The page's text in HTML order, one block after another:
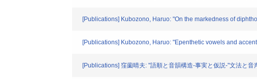
[Publications] Kubozono, Haruo: "On the markedness of
[Publications] Kubozono, Haruo: "Epenthetic vowels and
[Publications] 窪薗晴夫: "語順と音韻構造-事実と仮説-"文法と